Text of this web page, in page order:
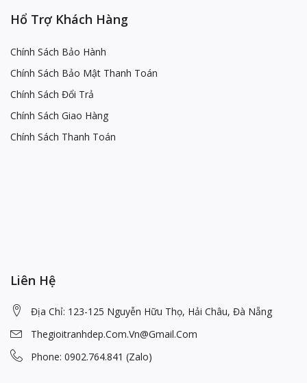
Hổ Trợ Khách Hàng
Chính Sách Bảo Hành
Chính Sách Bảo Mật Thanh Toán
Chính Sách Đổi Trả
Chính Sách Giao Hàng
Chính Sách Thanh Toán
Liên Hệ
Địa Chỉ: 123-125 Nguyễn Hữu Thọ, Hải Châu, Đà Nẵng
Thegioitranhdep.com.vn@gmail.com
Phone: 0902.764.841 (Zalo)